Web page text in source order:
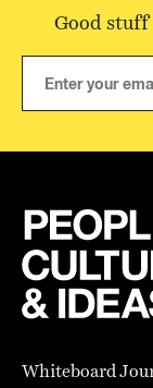
Good
Whiteboard